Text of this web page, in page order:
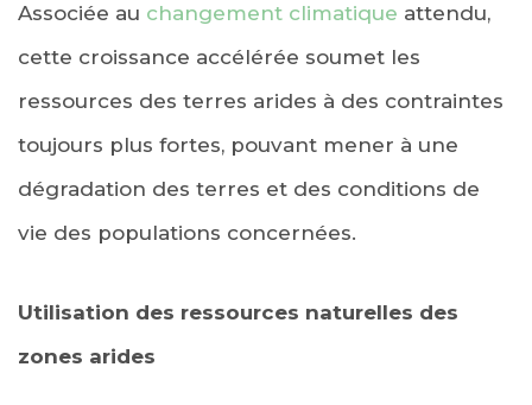
Associée au changement climatique attendu,
cette croissance accélérée soumet les
ressources des terres arides à des contraintes
toujours plus fortes, pouvant mener à une
dégradation des terres et des conditions de
vie des populations concernées.
Utilisation des ressources naturelles des
zones arides